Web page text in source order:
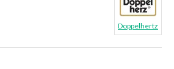
Doppelhertz